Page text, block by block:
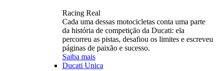
Racing Real
Cada uma dessas motocicletas conta uma parte
da história de competição da Ducati: ela
percorreu as pistas, desafiou os limites e escreveu
páginas de paixão e sucesso.
Saiba mais
Ducati Unica